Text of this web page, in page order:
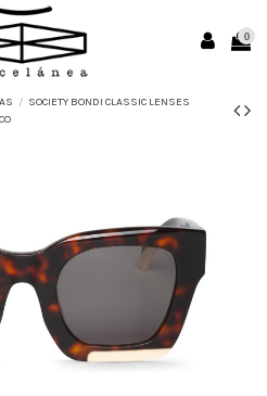
0
SOCIETY BONDI CLASSIC LENSES